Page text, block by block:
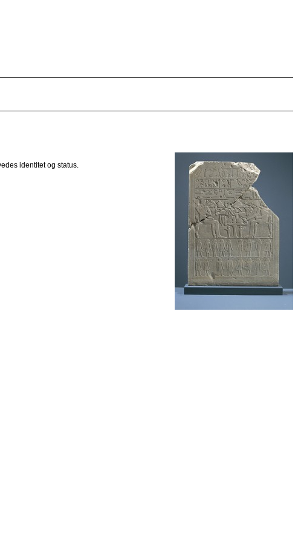
identitet og status.